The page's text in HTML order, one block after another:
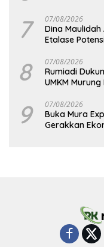
7 07/08/2026
Dina
Etalase
8 07/08/2026
Rumiadi
UMKM
9 07/08/2026
Buka Mura
Gerakkan